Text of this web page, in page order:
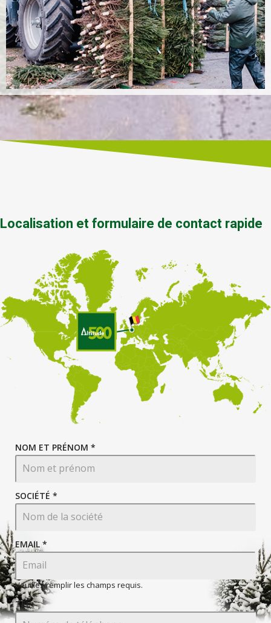
Localisation et formulaire de contact rapide
NOM ET PRÉNOM *
SOCIÉTÉ *
EMAIL*
Veuillez remplir les champs requis.
TEL